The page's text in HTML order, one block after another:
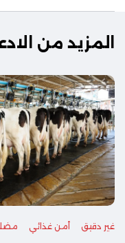
المزيد من
غير دقيق أمن غذائي